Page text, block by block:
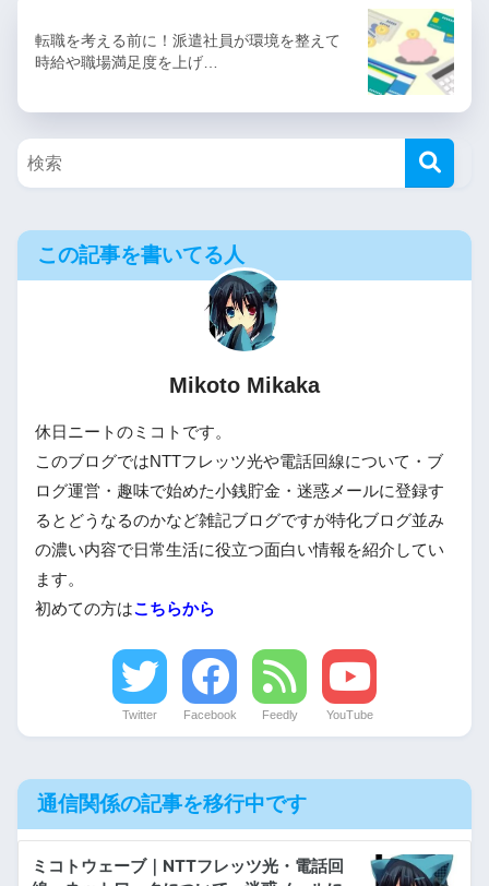
転職を考える前に！派遣社員が環境を整えて
時給や職場満足度を上げ…
この記事を書いてる人
Mikoto Mikaka
休日ニートのミコトです。
このブログではNTTフレッツ光や電話回線について・ブ
ログ運営・趣味で始めた小銭貯金・迷惑メールに登録す
るとどうなるのかなど雑記ブログですが特化ブログ並み
の濃い内容で日常生活に役立つ面白い情報を紹介してい
ます。
初めての方はこちらから
Twitter Facebook Feedly YouTube
通信関係の記事を移行中です